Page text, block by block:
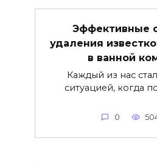
Эффективные
удаления
в ванной
Каждый из нас
ситуацией, когда
0